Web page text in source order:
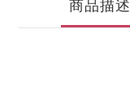
商品描述